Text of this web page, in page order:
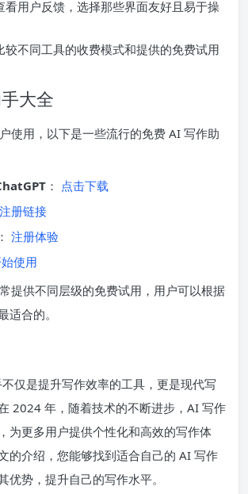
看用户反馈，选择那些界面友好且易于操
较不同工具的收费模式和提供的免费试用
大全
使用，以下是一些流行的免费 AI 写作助
： 点击下载
注册链接
： 注册体验
使用
提供不同层级的免费试用，用户可以根据
适合的。
仅是提升写作效率的工具，更是现代写
2024 年，随着技术的不断进步，AI 写作
为更多用户提供个性化和高效的写作体
的介绍，您能够找到适合自己的 AI 写作
优势，提升自己的写作水平。